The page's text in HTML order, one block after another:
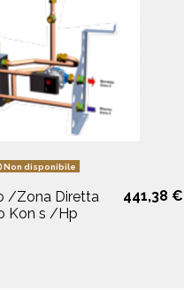
Non disponibile
/Zona Diretta
Kon s /Hp
441,38 €